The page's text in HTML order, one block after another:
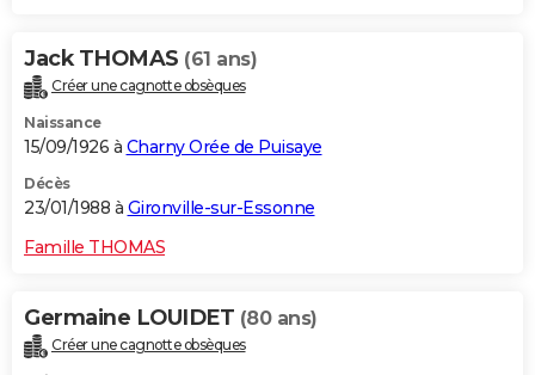
Jack THOMAS (61 ans)
Créer une cagnotte obsèques
Naissance
15/09/1926 à Charny Orée de Puisaye
Décès
23/01/1988 à Gironville-sur-Essonne
Famille THOMAS
Germaine LOUIDET (80 ans)
Créer une cagnotte obsèques